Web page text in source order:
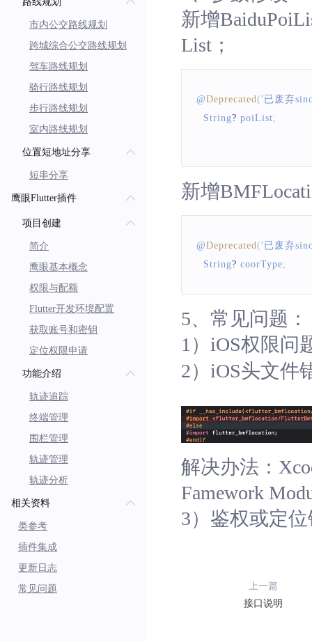
市内公交路线规划
跨城综合公交路线规划
驾车路线规划
骑行路线规划
步行路线规划
室内路线规划
位置短地址分享
短串分享
鹰眼Flutter插件
项目创建
简介
鹰眼基本概念
权限与配额
Flutter开发环境配置
获取账号和密钥
定位权限申请
功能介绍
轨迹追踪
终端管理
围栏管理
轨迹管理
轨迹分析
相关资料
类参考
插件集成
更新日志
常见问题
新增
List；
@Deprecated('已废弃
String? poiList;
新增
@Deprecated('已废弃
String? coorType;
5、常见问题：
1）iOS权限问
2）iOS头文件
解决办法：
Famework
3）鉴权或定
上一篇
接口说明